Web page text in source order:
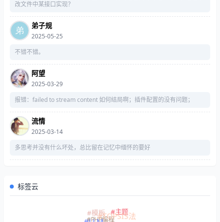
改文件中某接口实现？
弟子规
2025-05-25
不错不错。
阿望
2025-03-29
报错：failed to stream content 如何结局啊；插件配置的没有问题；
流情
2025-03-14
多思考并没有什么坏处，总比留在记忆中缅怀的要好
标签云
#PHP编程
#模板 #主题
#TOPSIS法